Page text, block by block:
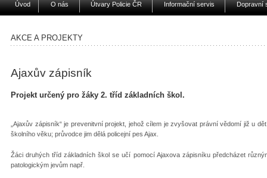
Úvod O nás Útvary Policie ČR Informační servis Dopravní
AKCE A PROJEKTY
Ajaxův zápisník
Projekt určený pro žáky 2. tříd základních škol.
„Ajaxův zápisník“ je prevenitvní projekt, jehož cílem je zvyšovat právní vědomí již u
školního věku; průvodce jim dělá policejní pes Ajax.
Žáci druhých tříd základních škol se učí pomocí Ajaxova zápisníku předcházet
patologickým jevům např.